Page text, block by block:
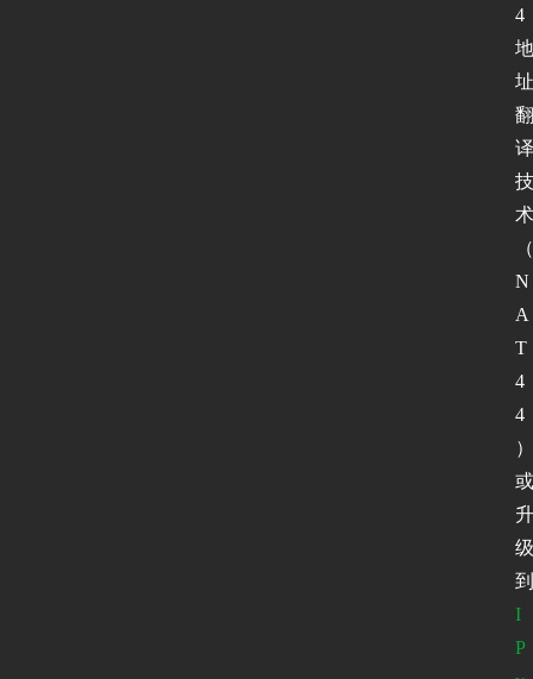
4
地
址
翻
译
技
术
（
N
A
T
4
4
）
或
升
级
到
I
P